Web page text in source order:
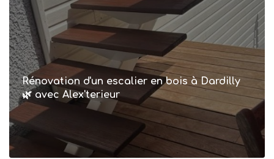
Rénovation d'un escalier en bois à Dardilly
🌿 avec Alex'terieur